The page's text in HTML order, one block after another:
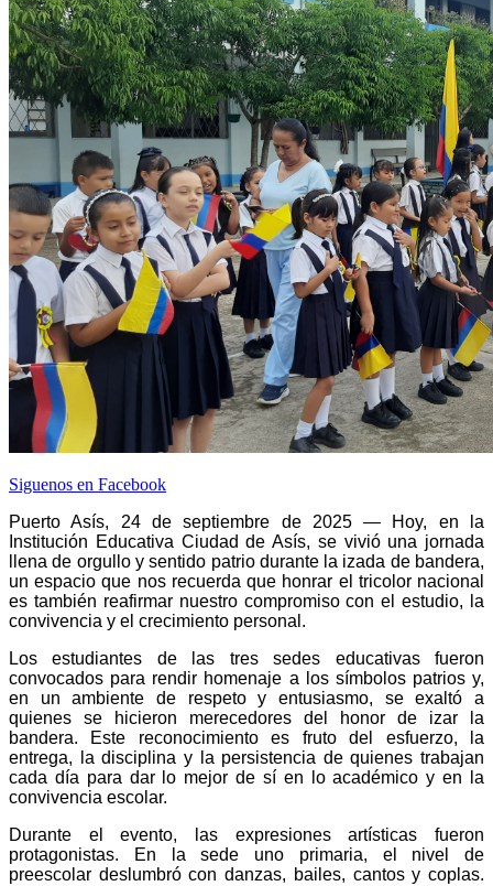
Siguenos en Facebook
Puerto Asís, 24 de septiembre de 2025 — Hoy, en la
Institución Educativa Ciudad de Asís, se vivió una jornada
llena de orgullo y sentido patrio durante la izada de bandera,
un espacio que nos recuerda que honrar el tricolor nacional
es también reafirmar nuestro compromiso con el estudio, la
convivencia y el crecimiento personal.
Los estudiantes de las tres sedes educativas fueron
convocados para rendir homenaje a los símbolos patrios y,
en un ambiente de respeto y entusiasmo, se exaltó a
quienes se hicieron merecedores del honor de izar la
bandera. Este reconocimiento es fruto del esfuerzo, la
entrega, la disciplina y la persistencia de quienes trabajan
cada día para dar lo mejor de sí en lo académico y en la
convivencia escolar.
Durante el evento, las expresiones artísticas fueron
protagonistas. En la sede uno primaria, el nivel de
preescolar deslumbró con danzas, bailes, cantos y coplas.